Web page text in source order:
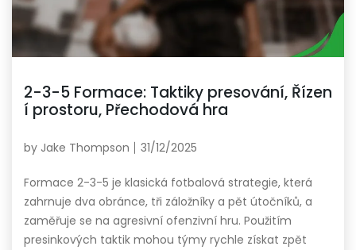
2-3-5 Formace: Taktiky presování, Řízen
í prostoru, Přechodová hra
by Jake Thompson 31/12/2025
Formace 2-3-5 je klasická fotbalová strategie, která
zahrnuje dva obránce, tři záložníky a pět útočníků, a
zaměřuje se na agresivní ofenzivní hru. Použitím
presinkových taktik mohou týmy rychle získat zpět